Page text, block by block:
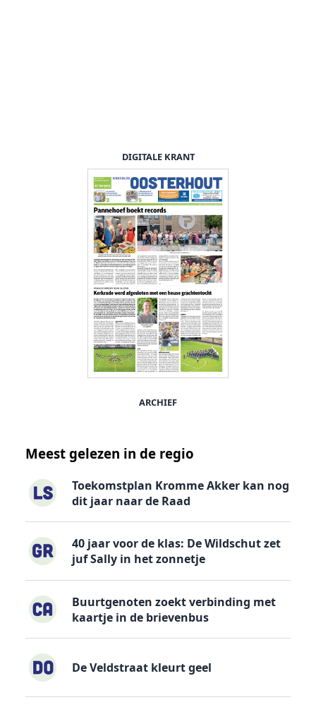
DIGITALE KRANT
ARCHIEF
Meest gelezen in de regio
Toekomstplan Kromme Akker kan nog
dit jaar naar de Raad
40 jaar voor de klas: De Wildschut zet
juf Sally in het zonnetje
Buurtgenoten zoekt verbinding met
kaartje in de brievenbus
De Veldstraat kleurt geel